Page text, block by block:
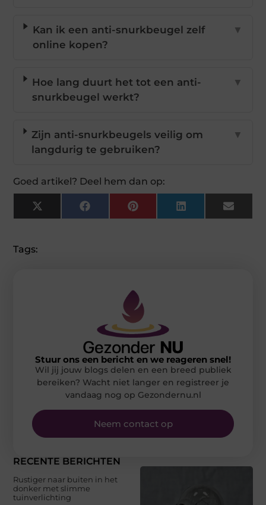
Kan ik een anti-snurkbeugel zelf
online kopen?
▼
Hoe lang duurt het tot een anti-
snurkbeugel werkt?
▼
Zijn anti-snurkbeugels veilig om
langdurig te gebruiken?
▼
Goed artikel? Deel hem dan op:
X
(Twitter)
FacebookPinterestLinkedInEmail
Tags:
RECENTE BERICHTEN
Rustiger naar buiten in het
donker met slimme
tuinverlichting
Stuur ons een bericht en we reageren snel!
Wil jij jouw blogs delen en een breed publiek
bereiken? Wacht niet langer en registreer je
vandaag nog op Gezondernu.nl
Neem contact op